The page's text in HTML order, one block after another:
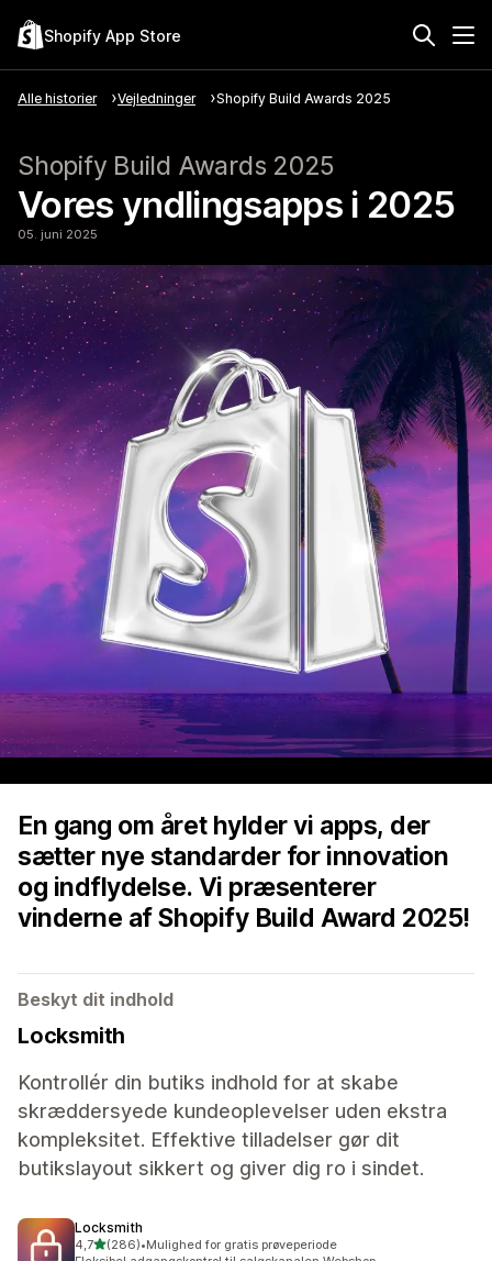
Shopify App Store
Alle historier Vejledninger Shopify Build Awards 2025
Shopify Build Awards 2025
Vores yndlingsapps i 2025
05. juni 2025
En gang om året hylder vi apps, der
sætter nye standarder for innovation
og indflydelse. Vi præsenterer
vinderne af Shopify Build Award 2025!
Beskyt dit indhold
Locksmith
Kontrollér din butiks indhold for at skabe
skræddersyede kundeoplevelser uden ekstra
kompleksitet. Effektive tilladelser gør dit
butikslayout sikkert og giver dig ro i sindet.
Locksmith
4,7ud af 5 stjerner
(286)
286 anmeldelser i alt
•Mulighed for gratis prøveperiode